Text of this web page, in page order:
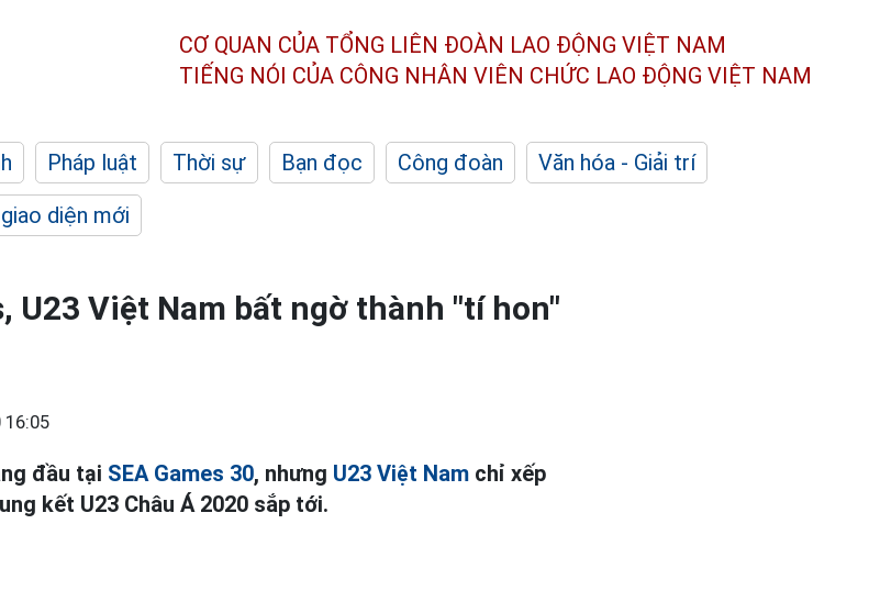
CƠ QUAN CỦA TỔNG LIÊN ĐOÀN LAO ĐỘNG VIỆT NAM
TIẾNG NÓI CỦA CÔNG NHÂN VIÊN CHỨC LAO ĐỘNG VIỆT NAM
Pháp luật Thời sự Bạn đọc Công đoàn
Văn hóa - Giải trí
diện mới
U23 Việt Nam bất ngờ thành "tí hon"
đầu tại SEA Games 30, nhưng U23 Việt Nam chỉ xếp
kết U23 Châu Á 2020 sắp tới.